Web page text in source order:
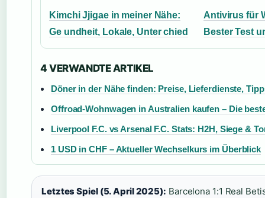
Kimchi Jjigae in meiner Nähe:
Ge undheit, Lokale, Unter chied
Antivirus für
Bester Test
4 VERWANDTE ARTIKEL
Döner in der Nähe finden: Preise, Lieferdienste,
Offroad-Wohnwagen in Australien kaufen – Die
Liverpool F.C. vs Arsenal F.C. Stats: H2H, Siege &
1 USD in CHF – Aktueller Wechselkurs im Überblick
Letztes Spiel (5. April 2025): Barcelona 1:1 Real